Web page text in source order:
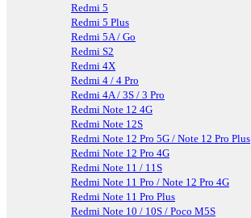
Redmi 5
Redmi 5 Plus
Redmi 5A / Go
Redmi S2
Redmi 4X
Redmi 4 / 4 Pro
Redmi 4A / 3S / 3 Pro
Redmi Note 12 4G
Redmi Note 12S
Redmi Note 12 Pro 5G / Note 12 Pro Plus
Redmi Note 12 Pro 4G
Redmi Note 11 / 11S
Redmi Note 11 Pro / Note 12 Pro 4G
Redmi Note 11 Pro Plus
Redmi Note 10 / 10S / Poco M5S